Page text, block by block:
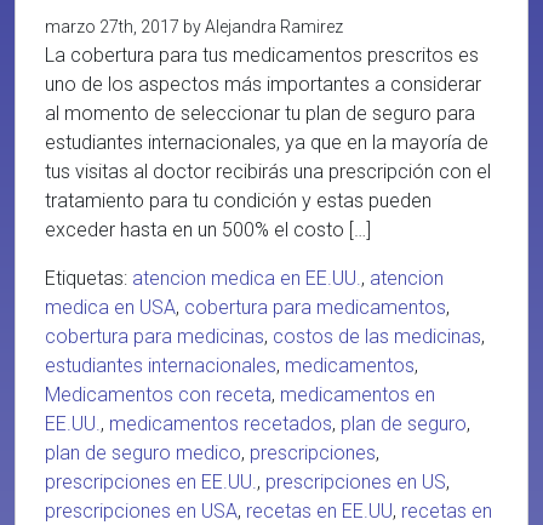
marzo 27th, 2017 by Alejandra Ramirez
La cobertura para tus medicamentos prescritos es
uno de los aspectos más importantes a considerar
al momento de seleccionar tu plan de seguro para
estudiantes internacionales, ya que en la mayoría de
tus visitas al doctor recibirás una prescripción con el
tratamiento para tu condición y estas pueden
exceder hasta en un 500% el costo […]
Etiquetas: atencion medica en EE.UU., atencion
medica en USA, cobertura para medicamentos,
cobertura para medicinas, costos de las medicinas,
estudiantes internacionales, medicamentos,
Medicamentos con receta, medicamentos en
EE.UU., medicamentos recetados, plan de seguro,
plan de seguro medico, prescripciones,
prescripciones en EE.UU., prescripciones en US,
prescripciones en USA, recetas en EE.UU, recetas en